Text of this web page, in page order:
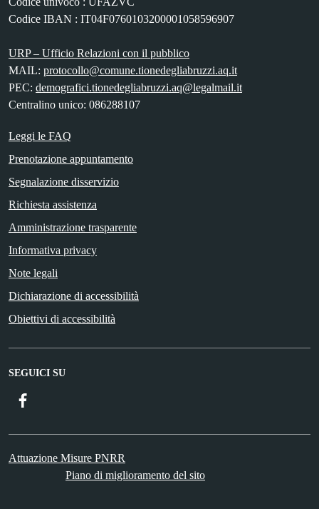
Codice IBAN : IT04F0760103200001058596907
URP – Ufficio Relazioni con il pubblico
MAIL: protocollo@comune.tionedegliabruzzi.aq.it
PEC: demografici.tionedegliabruzzi.aq@legalmail.it
Centralino unico: 086288107
Leggi le FAQ
Prenotazione appuntamento
Segnalazione disservizio
Richiesta assistenza
Amministrazione trasparente
Informativa privacy
Note legali
Dichiarazione di accessibilità
Obiettivi di accessibilità
SEGUICI SU
Attuazione Misure PNRR
Piano di miglioramento del sito